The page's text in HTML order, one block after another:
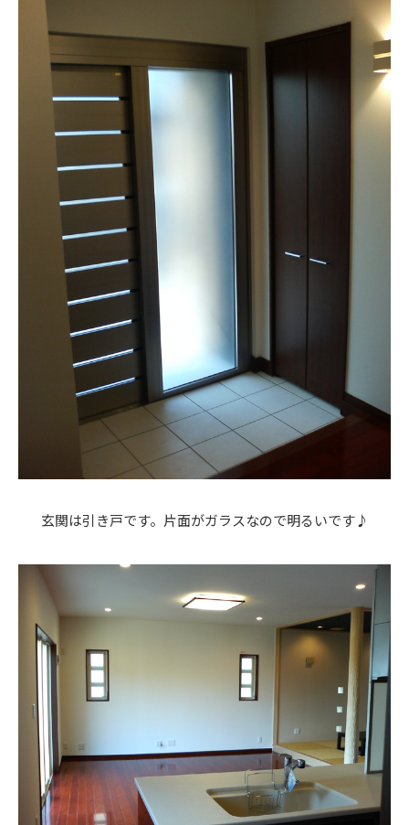
玄関は引き戸です。片面がガラスなので明るいです♪